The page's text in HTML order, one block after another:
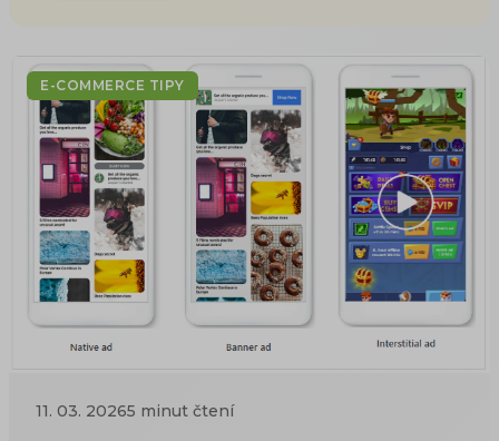
E-COMMERCE TIPY
11. 03. 20265 minut čtení